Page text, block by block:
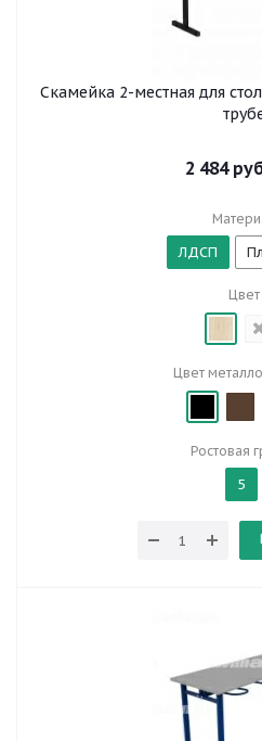
Скамейка 2-местная для
2 484
ЛДСП
Цвет
Цвет
Ростовая
5